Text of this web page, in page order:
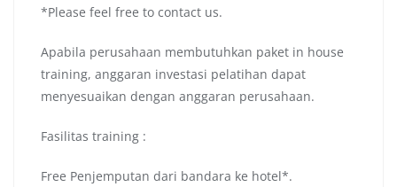
*Please feel free to contact us.
Apabila perusahaan membutuhkan paket in house
training, anggaran investasi pelatihan dapat
menyesuaikan dengan anggaran perusahaan.
Fasilitas training :
Free Penjemputan dari bandara ke hotel*.